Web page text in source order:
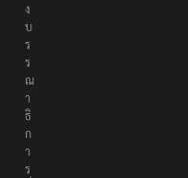
ง
บ
ร
ร
ณ
า
ธิ
ก
า
ร